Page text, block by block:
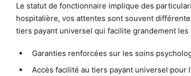
Le statut de fonctionnaire implique des
hospitalière, vos attentes sont souvent
tiers payant universel qui facilite grandement
Garanties renforcées sur les soins
Accès facilité au tiers payant universel pour